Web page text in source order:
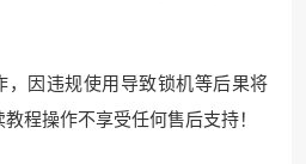
，因违规使用导致锁机等后果将
程操作不享受任何售后支持！